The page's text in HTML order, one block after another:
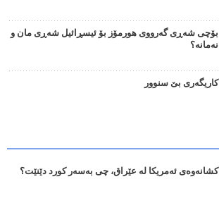
بۆچی شەڕی گەرووی هورمۆز بۆ ئیسڕائیل شەڕی مان و
نەمانە؟
کاریگەری بێ سنوور
کشانەوەی ئەمریکا لە عێراق، چی بەسەر کورد دێنێت؟